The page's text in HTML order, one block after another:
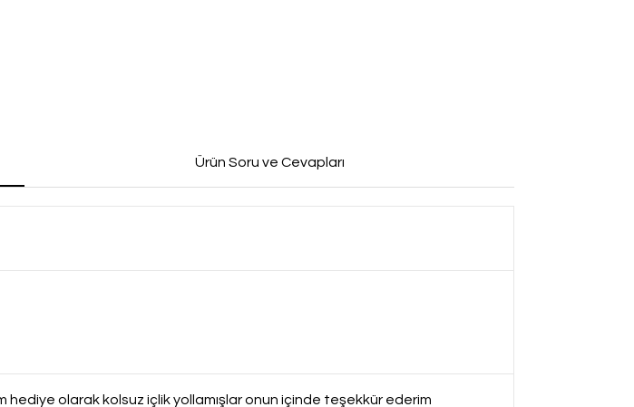
Ürün Soru ve Cevapları
hediye olarak kolsuz içlik yollamışlar onun içinde teşekkür ederim